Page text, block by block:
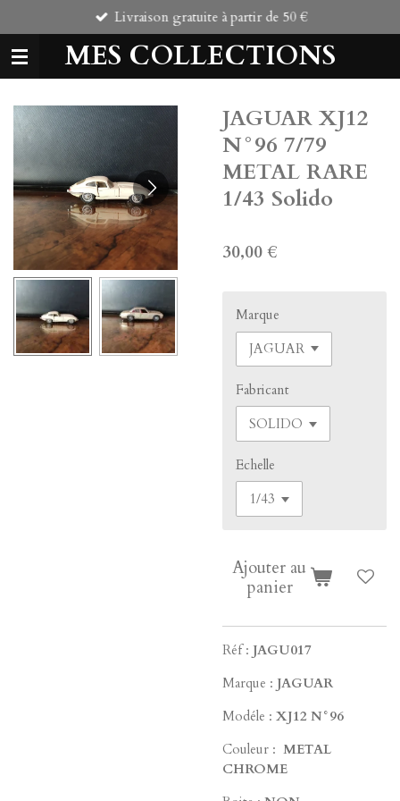
au
contenu
principal
MES COLLECTIONS
Livraison gratuite à partir de 50 €
JAGUAR XJ12
N°96 7/79
METAL RARE
1/43 Solido
30,00 €
Marque
Fabricant
Echelle
Ajouter au
panier
Réf : JAGU017
Marque : JAGUAR
Modéle : XJ12 N°96
Couleur : METAL
CHROME